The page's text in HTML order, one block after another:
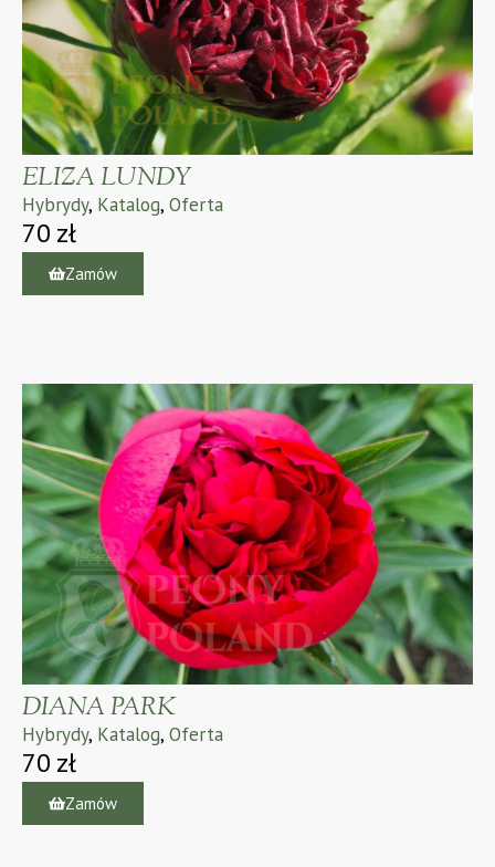
ELIZA LUNDY
Hybrydy, Katalog, Oferta
70 zł
Zamów
DIANA PARK
Hybrydy, Katalog, Oferta
70 zł
Zamów